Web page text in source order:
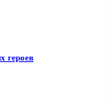
героев